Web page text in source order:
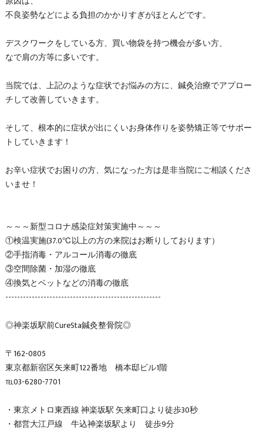
不良姿勢などによる負担のかかりすぎがほとんどです。
デスクワークをしている方、買い物袋を持つ機会が多い方、
なで肩の方等に多いです。
当院では、上記のような症状でお悩みの方に、鍼灸治療でアプロー
チして改善していきます。
そして、根本的に症状が出にくいお身体作りを姿勢矯正等でサポー
トしていきます！
お辛い症状でお困りの方、気になった方は是非当院にご相談くださ
いませ！
～～～新型コロナ感染症対策実施中～～～
①検温実施(37.0℃以上の方の来院はお断りしております）
②手指消毒・アルコール消毒の徹底
③空間除菌・加湿の徹底
④換気とベットなどの消毒の徹底
-----------------------------------------------------
◎神楽坂駅前CureSta鍼灸整骨院◎
〒162-0805
東京都新宿区矢来町122番地 橋本邸ビル1階
℡03-6280-7701
・東京メトロ東西線 神楽坂駅 矢来町口より徒歩30秒
・都営大江戸線 牛込神楽坂駅より 徒歩9分